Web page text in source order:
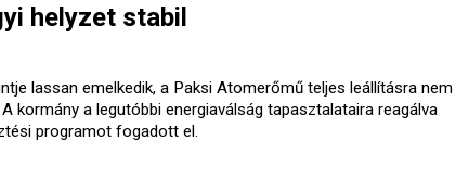
helyzet stabil
lassan emelkedik, a Paksi Atomerőmű teljes leállításra nem
kormány a legutóbbi energiaválság tapasztalataira reagálva
programot fogadott el.